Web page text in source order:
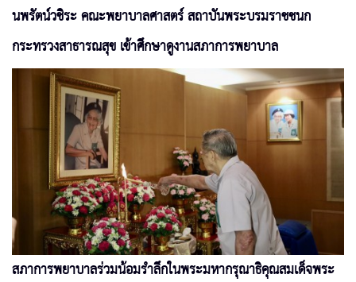
นพรัตน์วชิระ คณะพยาบาลศาสตร์ สถาบันพระบรมราชชนก
กระทรวงสาธารณสุข เข้าศึกษาดูงานสภาการพยาบาล
สภาการพยาบาลร่วมน้อมรำลึกในพระมหากรุณาธิคุณสมเด็จพระ